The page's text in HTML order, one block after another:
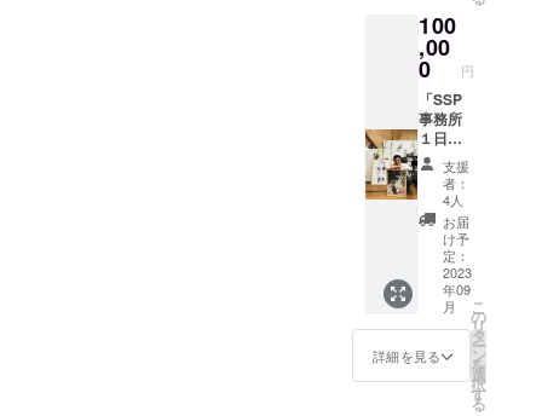
り入
り、缶
飲料の
美味し
い温度
を保ち
ます。
シリ
コーン
パーツ
でがっ
ちり
ホール
ド出来
ます。
サイ
ズ：約
75×75×
開催
時 お
昼休み
時に走
行体験
できま
す(免許
不要)
15分程
度/1回
めった
にない
この
チャン
ス！こ
のオー
トバイ
走行体
験して
みたい
100
,00
0 円
「SSP
事務所
１日体
験」 事
務・
オート
バイ整
備・備
品整
理・イ
ベント
に向け
た準備
など
SSPオ
フィス
支援
者：
4人
お届
け予
定：
2023
年09
月
詳細を見る
こ
の
リ
タ
ー
ン
を
選
択
す
る